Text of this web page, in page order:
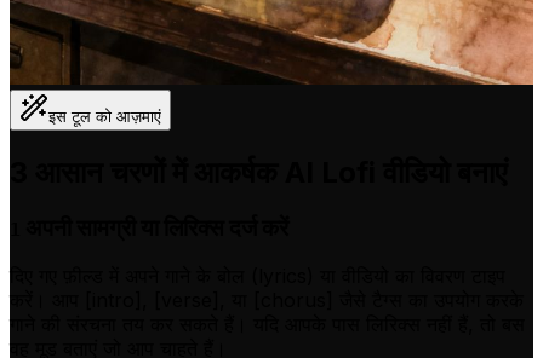
इस टूल को आज़माएं